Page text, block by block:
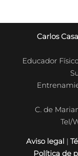
Carlos
Educador
C. de
Tel/
Aviso legal |
Política de